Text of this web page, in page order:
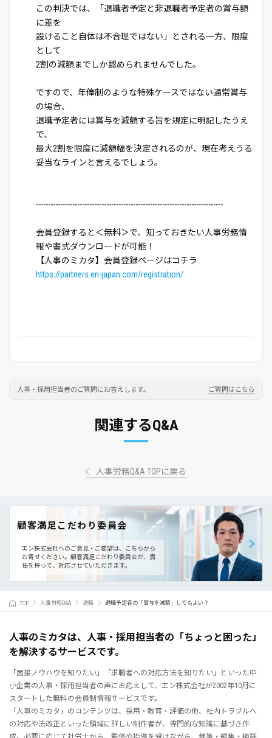
この判決では、「退職者予定と非退職者予定者の賞与額
に差を
設けること自体は不合理ではない」とされる一方、限度
として
2割の減額までしか認められませんでした。
ですので、年俸制のような特殊ケースではない通常賞与
の場合、
退職予定者には賞与を減額する旨を規定に明記したうえ
で、
最大2割を限度に減額幅を決定されるのが、現在考えうる
妥当なラインと言えるでしょう。
-----------------------------------------------------------------------------
会員登録すると＜無料＞で、知っておきたい人事労務情
報や書式ダウンロードが可能！
【人事のミカタ】会員登録ページはコチラ
https://partners.en-japan.com/registration/
人事・採用担当者のご質問にお答えします。 ご質問はこちら
関連するQ&A
人事労務Q&A TOPに戻る
顧客満足こだわり委員会
エン株式会社へのご意見・ご要望は、こちらから
お寄せください。 顧客満足こだわり委員会が、責
任を持って、対応させていただきます。
TOP 人事労務Q&A 退職 退職予定者の「賞与を減額」してもよい？
人事のミカタは、人事・採用担当者の「ちょっと困った」
を解決するサービスです。
「面接ノウハウを知りたい」「求職者への対応方法を知りたい」といった中
小企業の人事・採用担当者の声にお応えして、エン株式会社が2002年10月に
スタートした無料の会員制情報サービスです。
「人事のミカタ」のコンテンツは、採用・教育・評価の他、社内トラブルへ
の対応や法改正といった領域に詳しい制作者が、専門的な知識に基づき作